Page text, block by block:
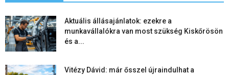
Aktuális állásajánlatok: ezekre a
munkavállalókra van most szükség Kiskőrösön
és a...
Vitézy Dávid: már ősszel újraindulhat a